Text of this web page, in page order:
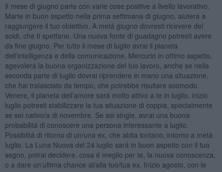
Il mese di giugno parte con varie cose positive a livello lavorativo.
Marte in buon aspetto nella prima settimana di giugno, aiuterá a
raggiungere il tuo obiettivo. A metá giugno dovresti ricevere dei
soldi, che ti spettano. Una nuova fonte di guadagno potresti avere
da fine giugno. Per tutto il mese di luglio avrai il pianeta
dell’intelligenza e della comunicazione, Mercurio in ottimo aspetto,
agevolerá la buona organizzazione del tuo lavoro, anche se nella
seconda parte di luglio dovrai riprendere in mano una situazione,
che hai tralasciato da tempo, che potrebbe risultare scomodo.
Venere, il pianeta dell’amore sará molto attivo a te in luglio, inizio
luglio potresti stabilizzare la tua situazione di coppia, specialmente
se sei nativo/a di novembre. Se sei single, avrai una buona
probabilitá di conoscere una persona interessante a luglio.
Possiblitá di ritorno di un/una ex, che abita lontano, intorno a metá
luglio. La Luna Nuova del 24 luglio sará in buon aspetto con il tuo
segno, potrai decidere, cosa é meglio per te, la nuova conoscenza,
o a dare un’ultima chance al/alla tuo/tua ex. Inizio agosto, con le